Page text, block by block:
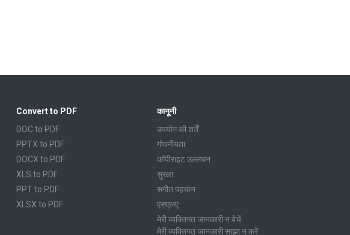
Convert to PDF
DOC to PDF
PPTX to PDF
DOCX to PDF
XLS to PDF
PPT to PDF
XLSX to PDF
कानूनी
उपयोग की शर्तें
गोपनीयता
कॉपीराइट उल्लंघन
सुरक्षा
संगीत पहचान
एसएलए
मेरी व्यक्तिगत जानकारी न बेचें
मेरी व्यक्तिगत जानकारी साझा न करें